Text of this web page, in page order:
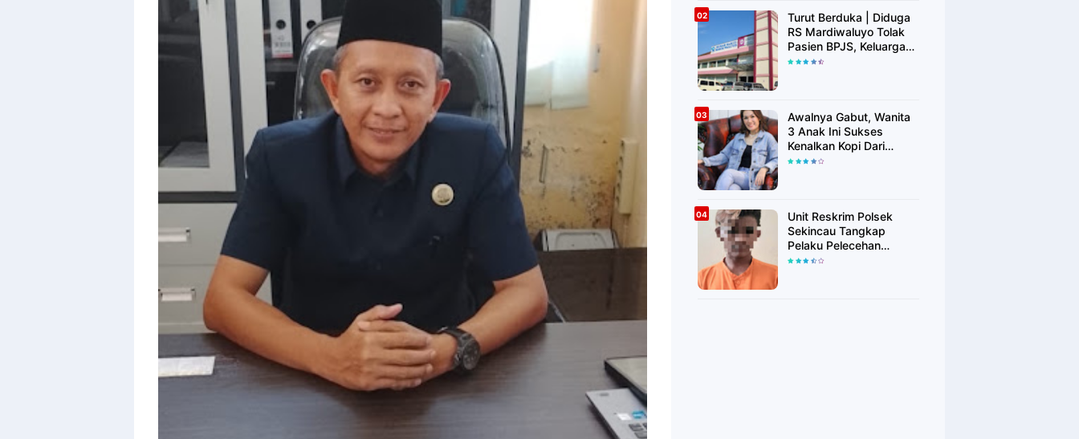
Turut Berduka | Diduga
RS Mardiwaluyo Tolak
Pasien BPJS, Keluarga
Pasien: "ini Yang
Awalnya Gabut, Wanita
3 Anak Ini Sukses
Kenalkan Kopi Dari
Simalungun di Bekasi
Unit Reskrim Polsek
Sekincau Tangkap
Pelaku Pelecehan
Seksual Anak di Bawah